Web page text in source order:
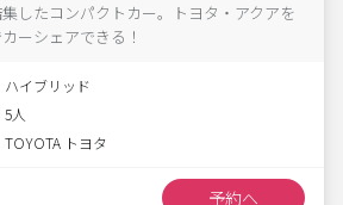
したコンパクトカー。トヨタ・アクアを
ーシェアできる！
ハイブリッド
5人
TOYOTA トヨタ
予約へ